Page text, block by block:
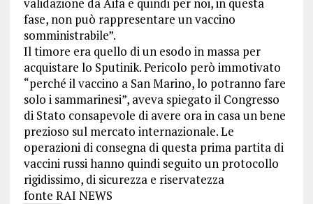
fase, non può rappresentare un vaccino
somministrabile”.
Il timore era quello di un esodo in massa per
acquistare lo Sputinik. Pericolo però immotivato
“perché il vaccino a San Marino, lo potranno fare
solo i sammarinesi”, aveva spiegato il Congresso
di Stato consapevole di avere ora in casa un bene
prezioso sul mercato internazionale. Le
operazioni di consegna di questa prima partita di
vaccini russi hanno quindi seguito un protocollo
rigidissimo, di sicurezza e riservatezza
fonte RAI NEWS